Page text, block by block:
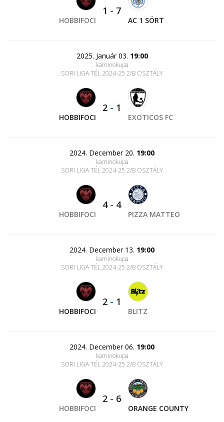
HOBBIFOCI
1 - 7
AC 1 SÖRT
2025. Január 03. 19:00
kaminokupa
SORI LIGA TÉL 2024-25 2/B OSZTÁLY
HOBBIFOCI
2 - 1
EXOTICOS FC
2024. December 20. 19:00
kaminokupa
SORI LIGA TÉL 2024-25 2/B OSZTÁLY
HOBBIFOCI
4- 4
PIZZA MATTEO
2024. December 13. 19:00
kaminokupa
SORI LIGA TÉL 2024-25 2/B OSZTÁLY
HOBBIFOCI
2 - 1
BLITZ
2024. December 06. 19:00
kaminokupa
SORI LIGA TÉL 2024-25 2/B OSZTÁLY
HOBBIFOCI
2 - 6
ORANGE COUNTY